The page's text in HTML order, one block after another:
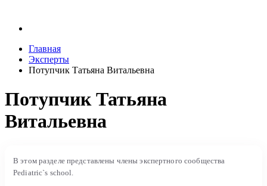
Главная
Эксперты
Потупчик Татьяна Витальевна
Потупчик Татьяна
Витальевна
В этом разделе представлены члены экспертного сообщества
Pediatric`s school.